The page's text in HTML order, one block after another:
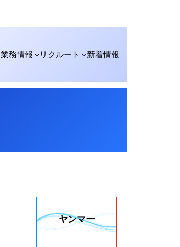
業務情報 リクルート 新着情報
ヤンマー